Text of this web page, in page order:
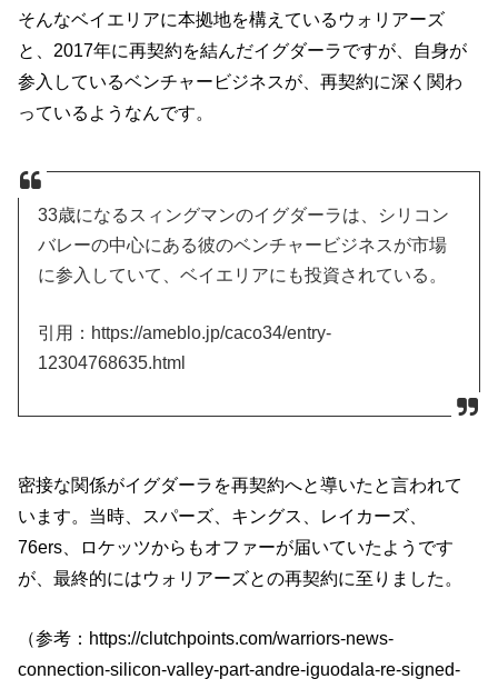
そんなベイエリアに本拠地を構えているウォリアーズ
と、2017年に再契約を結んだイグダーラですが、自身が
参入しているベンチャービジネスが、再契約に深く関わ
っているようなんです。
33歳になるスィングマンのイグダーラは、シリコン
バレーの中心にある彼のベンチャービジネスが市場
に参入していて、ベイエリアにも投資されている。
引用：https://ameblo.jp/caco34/entry-
12304768635.html
密接な関係がイグダーラを再契約へと導いたと言われて
います。当時、スパーズ、キングス、レイカーズ、
76ers、ロケッツからもオファーが届いていたようです
が、最終的にはウォリアーズとの再契約に至りました。
（参考：https://clutchpoints.com/warriors-news-
connection-silicon-valley-part-andre-iguodala-re-signed-